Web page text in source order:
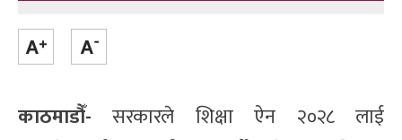
काठमाडौँ-सरकारले शिक्षा ऐन २०२८ लाई